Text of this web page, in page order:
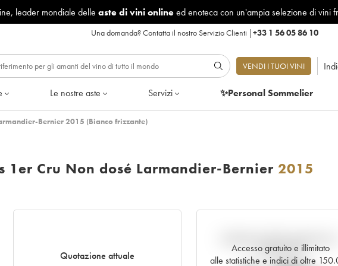
leader mondiale delle aste di vini onlineed enoteca con un'ampia selezione di vini
Una domanda?Contatta il nostro Servizio Clienti |+33 1 56 05 86 10
VENDI I TUOI VINI
Le nostre aste Servizi ✨Personal Sommelier
Bernier 2015 (Bianco frizzante)
1er Cru Non dosé Larmandier-Bernier 2015
Quotazione attuale
Accesso gratuito e illimitato
alle statistiche e indici di oltre
tempo reale